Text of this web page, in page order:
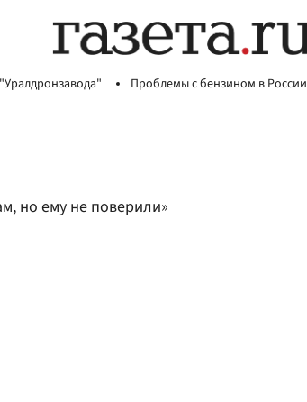
Проблемы с бензином в России
но ему не поверили»